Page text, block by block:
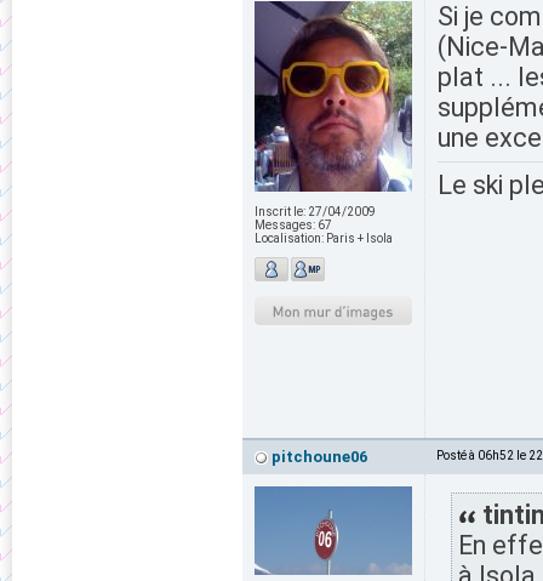
Inscrit le: 27/04/2009
Messages: 67
Localisation: Paris + Isola
Si je
(Nice-
plat ...
une
Le ski
pitchoune06 Posté à 06h52 le
En